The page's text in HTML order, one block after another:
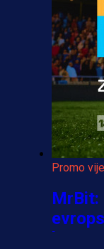
Promo
MrBit:
bonus